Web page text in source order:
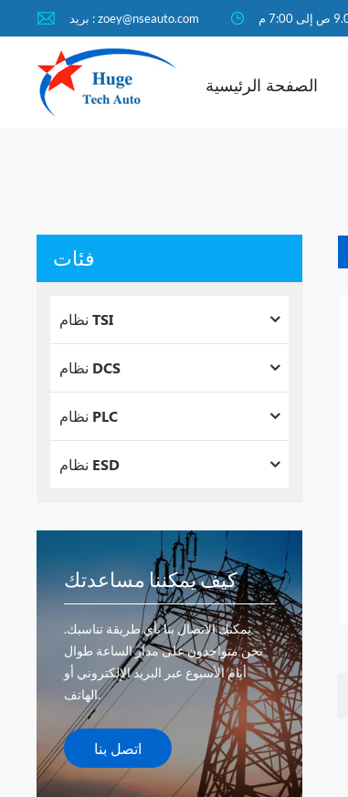
بريد : zoey@nseauto.com
الصفحة الرئيسية
فئات
نظام TSI
نظام DCS
نظام PLC
نظام ESD
كيف يمكننا مساعدتك
يمكنك الاتصال بنا بأي طريقة تناسبك.
نحن متواجدون على مدار الساعة طوال
أيام الأسبوع عبر البريد الإلكتروني أو
الهاتف.
اتصل بنا